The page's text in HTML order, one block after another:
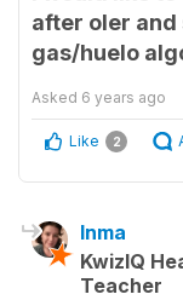
after oler and
gas/huelo
Asked 6 years ago
Like 2
Inma
KwizIQ
Teacher